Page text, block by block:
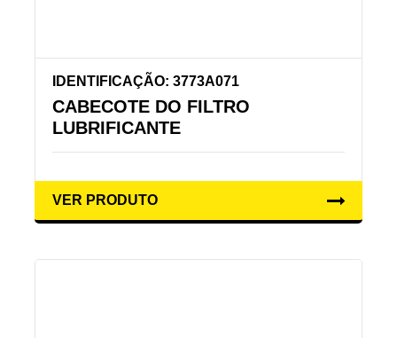
IDENTIFICAÇÃO: 3773A071
CABECOTE DO FILTRO
LUBRIFICANTE
VER PRODUTO